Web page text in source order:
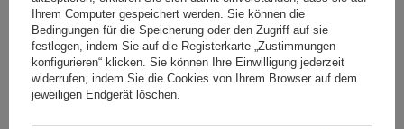
Polster in Kombination mit dezenten Details in Silber- und
Stahltönen.
Die Maschinen machen einen hervorragenden Eindruck
und präsentieren sich sehr professionell – die neue
Generation ist noch stabiler, sicherer und ergonomischer.
Ihrem Computer gespeichert werden. Sie können die
Bedingungen für die Speicherung oder den Zugriff auf sie
festlegen, indem Sie auf die Registerkarte „Zustimmungen
konfigurieren“ klicken. Sie können Ihre Einwilligung jederzeit
widerrufen, indem Sie die Cookies von Ihrem Browser auf dem
jeweiligen Endgerät löschen.